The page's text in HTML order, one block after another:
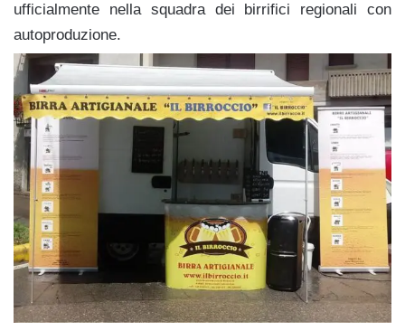
ufficialmente nella squadra dei birrifici regionali con
autoproduzione.